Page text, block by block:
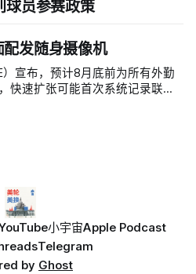
球员参赛政策
发随身摄像机
宣布，预计8月底前为所有外勤
快速扩张可能首次系统记录联邦
J. Venturella）称，涉及羁押中
小宇宙Apple Podcast
Telegram
by Ghost